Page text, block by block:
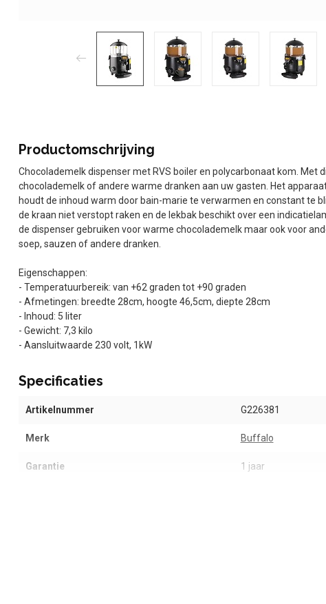
Productomschrijving
Chocolademelk dispenser met RVS boiler en polycarbonaat kom. Met
chocolademelk of andere warme dranken aan uw gasten. Het
houdt de inhoud warm door bain-marie te verwarmen en constant te
de kraan niet verstopt raken en de lekbak beschikt over een
de dispenser gebruiken voor warme chocolademelk maar ook voor
soep, sauzen of andere dranken.
Eigenschappen:
- Temperatuurbereik: van +62 graden tot +90 graden
- Afmetingen: breedte 28cm, hoogte 46,5cm, diepte 28cm
- Inhoud: 5 liter
- Gewicht: 7,3 kilo
- Aansluitwaarde 230 volt, 1kW
Specificaties
Artikelnummer G226381
Merk Buffalo
Garantie 1 jaar